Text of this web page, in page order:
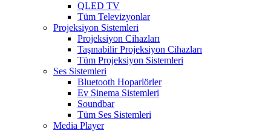
QLED TV
Tüm Televizyonlar
Projeksiyon Sistemleri
Projeksiyon Cihazları
Taşınabilir Projeksiyon Cihazları
Tüm Projeksiyon Sistemleri
Ses Sistemleri
Bluetooth Hoparlörler
Ev Sinema Sistemleri
Soundbar
Tüm Ses Sistemleri
Media Player